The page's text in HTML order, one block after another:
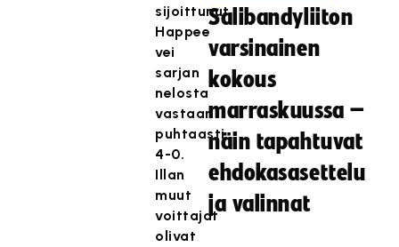
sijoittunut
Happee
vei
sarjan
nelosta
vastaan
puhtaasti
4-0.
Illan
muut
voittajat
olivat
Salibandyliiton
varsinainen
kokous
marraskuussa –
näin tapahtuvat
ehdokasasettelu
ja valinnat